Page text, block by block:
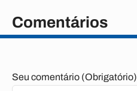
Comentários
Seu comentário (Obrigatório)